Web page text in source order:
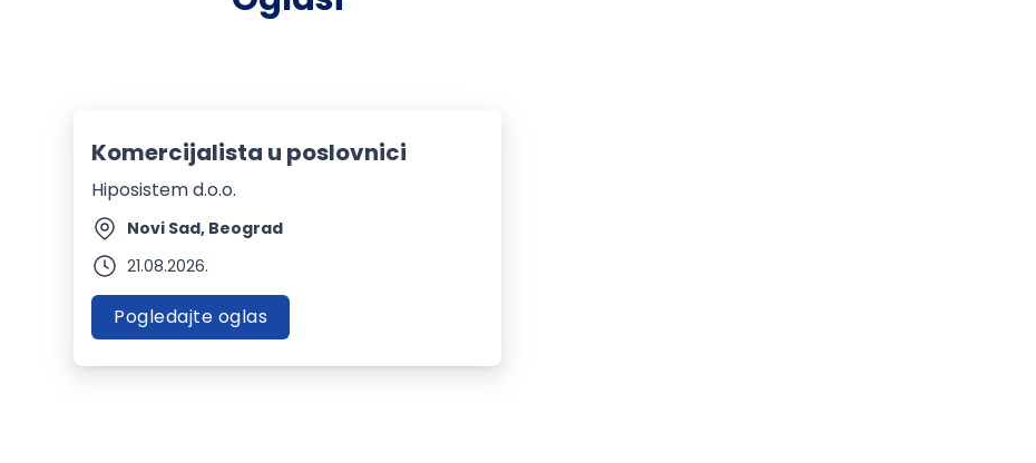
Komercijalista u poslovnici
Hiposistem d.o.o.
Novi Sad, Beograd
21.08.2026.
Pogledajte oglas